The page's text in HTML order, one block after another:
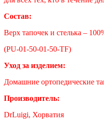
Состав:
Верх тапочек и стелька –
(PU-01-50-01-50-TF)
Уход за изделием:
Домашние ортопедические
Производитель:
DrLuigi, Хорватия